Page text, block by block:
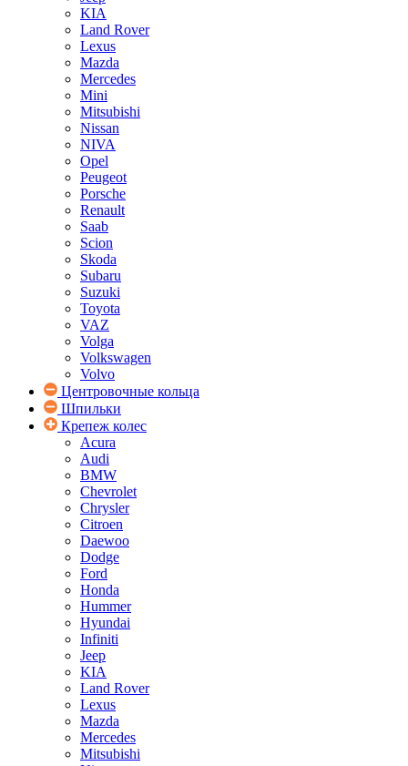
KIA
Land Rover
Lexus
Mazda
Mercedes
Mini
Mitsubishi
Nissan
NIVA
Opel
Peugeot
Porsche
Renault
Saab
Scion
Skoda
Subaru
Suzuki
Toyota
VAZ
Volga
Volkswagen
Volvo
Центровочные кольца
Шпильки
Крепеж колес
Acura
Audi
BMW
Chevrolet
Chrysler
Citroen
Daewoo
Dodge
Ford
Honda
Hummer
Hyundai
Infiniti
Jeep
KIA
Land Rover
Lexus
Mazda
Mercedes
Mitsubishi